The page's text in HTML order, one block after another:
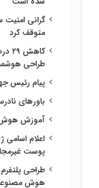
گرانی امنیت
متوقف کرد
طراحی
پیام رئیس
باورهای
آموزش هوش
اعلام
پوست
طراحی
هوش